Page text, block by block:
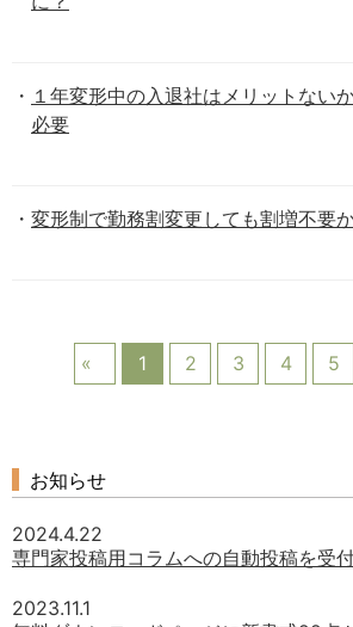
１年変形中の入退社はメリットない
必要
変形制で勤務割変更しても割増不要
1
2 3 4 5
お知らせ
2024.4.22
専門家投稿用コラムへの自動投稿を受
2023.11.1